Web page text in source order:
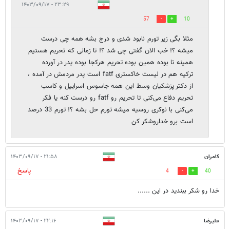
۲۳:۲۹ - ۱۴۰۳/۰۹/۱۷
10
57
مثلا بگی زیر تورم نابود شدی و درج بشه همه چی درست
میشه ؟! خب الان گفتی چی شد ؟! تا زمانی که تحریم هستیم
همینه تا بوده همین بوده تحریم هرکجا بوده پدر در آورده
ترکیه هم در لیست خاکستری fatf است پدر مردمش در آمده ،
از دکتر پزشکیان وسط این همه جاسوس اسراییل و کاسب
تحریم دفاع می‌کنی تا تحریم رو fatf رو درست کنه یا فکر
می‌کنی با نوکری روسیه میشه تورم حل بشه ؟! تورم 33 درصد
است برو‌ خداروشکر کن
کامران ۲۱:۵۸ - ۱۴۰۳/۰۹/۱۷
40
4
پاسخ
خدا رو شکر ببندید در این ......
علیرضا ۲۲:۱۶ - ۱۴۰۳/۰۹/۱۷